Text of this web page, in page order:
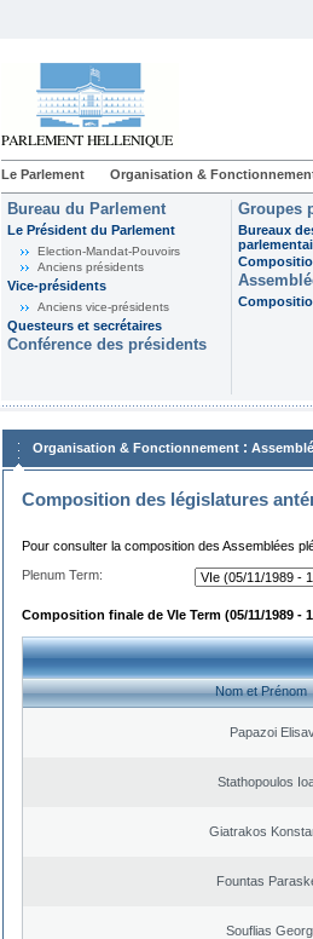
Le Parlement Organisation &
Bureau du Parlement
Le Président du Parlement
Election-Mandat-Pouvoirs
Anciens présidents
Vice-présidents
Anciens vice-présidents
Questeurs et secrétaires
Conférence des présidents
Groupes
Bureaux
Organisation & Fonctionnement :
Composition des législatures
Pour consulter la composition des Assemblées
Plenum Term:
Composition finale de VIe Term (05/11/1989 -
Nom et Prénom
Papazoi
Stathopoulos
Giatrakos
Fountas
Souflias